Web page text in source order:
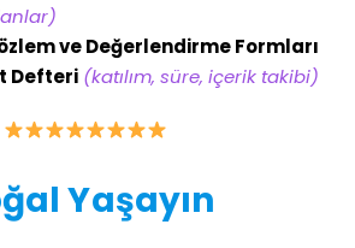
ve Değerlendirme Formları
Defteri (katılım, süre, içerik takibi)
Yaşayın